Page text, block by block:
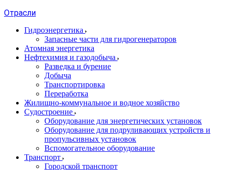
Отрасли
Гидроэнергетика
Запасные части для гидрогенераторов
Атомная энергетика
Нефтехимия и газодобыча
Разведка и бурение
Добыча
Транспортировка
Переработка
Жилищно-коммунальное и водное хозяйство
Судостроение
Оборудование для энергетических установок
Оборудование для подруливающих устройств и
пропульсивных установок
Вспомогательное оборудование
Транспорт
Городской транспорт